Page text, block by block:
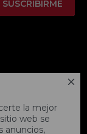

la mejor
web se
anuncios,
SUSCRIBIRME